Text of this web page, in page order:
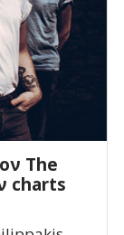
The
charts